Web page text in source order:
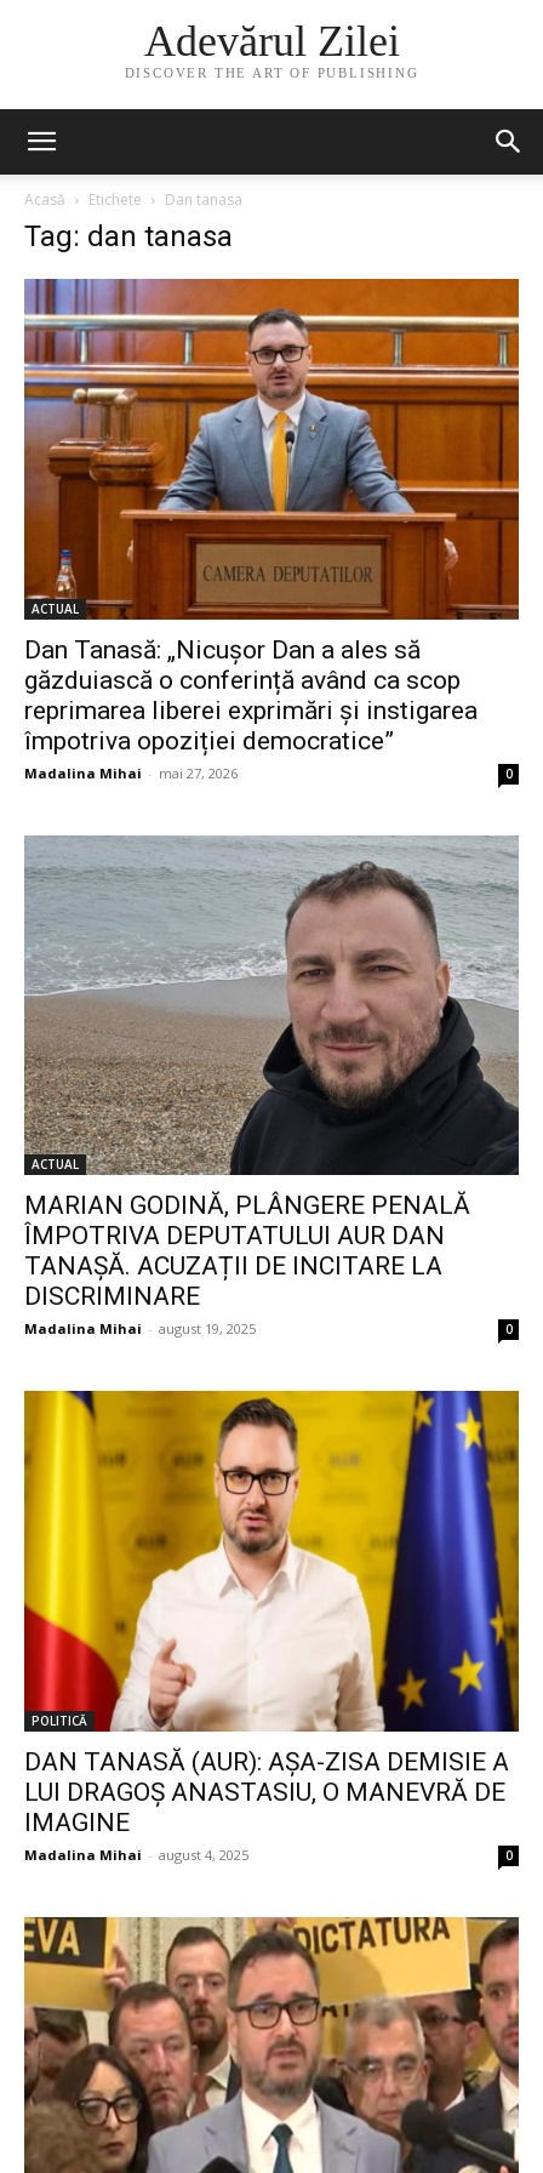
Adevărul Zilei
DISCOVER THE ART OF PUBLISHING
Acasă Etichete Dan tanasa
Tag: dan tanasa
ACTUAL
Dan Tanasă: „Nicușor Dan a ales să
găzduiască o conferință având ca scop
reprimarea liberei exprimări și instigarea
împotriva opoziției democratice”
Madalina Mihai - mai 27, 2026 0
ACTUAL
MARIAN GODINĂ, PLÂNGERE PENALĂ
ÎMPOTRIVA DEPUTATULUI AUR DAN
TANAȘĂ. ACUZAȚII DE INCITARE LA
DISCRIMINARE
Madalina Mihai - august 19, 2025 0
POLITICĂ
DAN TANASĂ (AUR): AȘA-ZISA DEMISIE A
LUI DRAGOȘ ANASTASIU, O MANEVRĂ DE
IMAGINE
Madalina Mihai - august 4, 2025 0